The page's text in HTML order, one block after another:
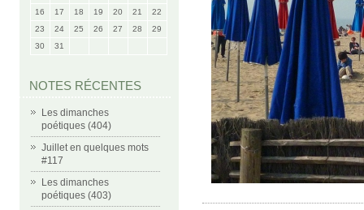
16
17 18 19 20 21
22
23
24 25 26 27 28
29
30
31
NOTES RÉCENTES
Les dimanches
poétiques (404)
Juillet en quelques mots
#117
Les dimanches
poétiques (403)